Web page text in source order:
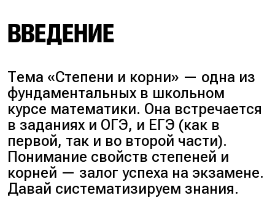
ВВЕДЕНИЕ
Тема «Степени и корни» — одна из
фундаментальных в школьном
курсе математики. Она встречается
в заданиях и ОГЭ, и ЕГЭ (как в
первой, так и во второй части).
Понимание свойств степеней и
корней — залог успеха на экзамене.
Давай систематизируем знания.